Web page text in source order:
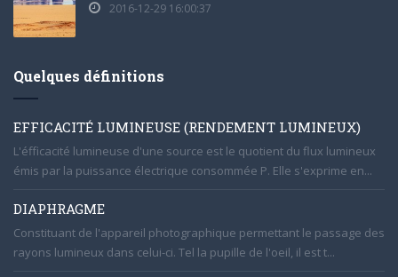
2016-12-29 16:00:37
Quelques définitions
EFFICACITÉ LUMINEUSE (RENDEMENT LUMINEUX)
L'éfficacité lumineuse d'une source est le quotient du flux lumineux
émis par la puissance électrique consommée P. Elle s'exprime en...
DIAPHRAGME
Constituant de l'appareil photographique permettant le passage des
rayons lumineux dans celui-ci. Tel la pupille de l'oeil, il est t...